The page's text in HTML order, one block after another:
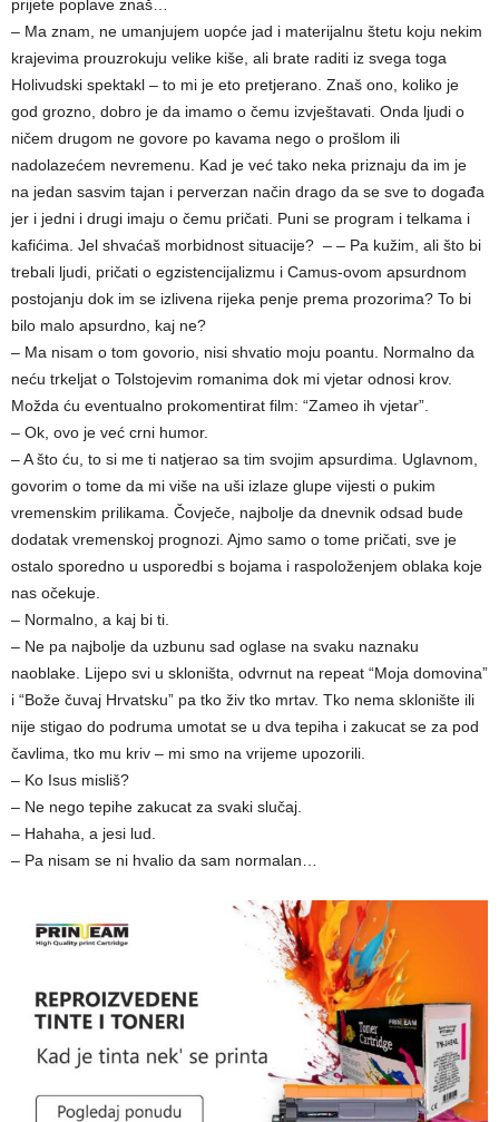
prijete poplave znaš…
– Ma znam, ne umanjujem uopće jad i materijalnu štetu koju nekim
krajevima prouzrokuju velike kiše, ali brate raditi iz svega toga
Holivudski spektakl – to mi je eto pretjerano. Znaš ono, koliko je
god grozno, dobro je da imamo o čemu izvještavati. Onda ljudi o
ničem drugom ne govore po kavama nego o prošlom ili
nadolazećem nevremenu. Kad je već tako neka priznaju da im je
na jedan sasvim tajan i perverzan način drago da se sve to događa
jer i jedni i drugi imaju o čemu pričati. Puni se program i telkama i
kafićima. Jel shvaćaš morbidnost situacije? – – Pa kužim, ali što bi
trebali ljudi, pričati o egzistencijalizmu i Camus-ovom apsurdnom
postojanju dok im se izlivena rijeka penje prema prozorima? To bi
bilo malo apsurdno, kaj ne?
– Ma nisam o tom govorio, nisi shvatio moju poantu. Normalno da
neću trkeljat o Tolstojevim romanima dok mi vjetar odnosi krov.
Možda ću eventualno prokomentirat film: “Zameo ih vjetar”.
– Ok, ovo je već crni humor.
– A što ću, to si me ti natjerao sa tim svojim apsurdima. Uglavnom,
govorim o tome da mi više na uši izlaze glupe vijesti o pukim
vremenskim prilikama. Čovječe, najbolje da dnevnik odsad bude
dodatak vremenskoj prognozi. Ajmo samo o tome pričati, sve je
ostalo sporedno u usporedbi s bojama i raspoloženjem oblaka koje
nas očekuje.
– Normalno, a kaj bi ti.
– Ne pa najbolje da uzbunu sad oglase na svaku naznaku
naoblake. Lijepo svi u skloništa, odvrnut na repeat “Moja domovina”
i “Bože čuvaj Hrvatsku” pa tko živ tko mrtav. Tko nema sklonište ili
nije stigao do podruma umotat se u dva tepiha i zakucat se za pod
čavlima, tko mu kriv – mi smo na vrijeme upozorili.
– Ko Isus misliš?
– Ne nego tepihe zakucat za svaki slučaj.
– Hahaha, a jesi lud.
– Pa nisam se ni hvalio da sam normalan…